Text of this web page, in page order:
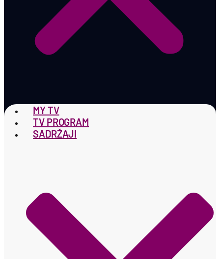
MY TV
TV PROGRAM
SADRŽAJI